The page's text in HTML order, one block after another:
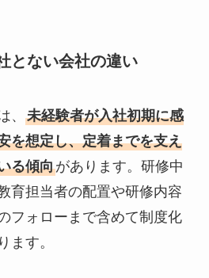
とない会社の違い
、 未経験者が入社初期に感
を想定し、定着までを支え
る傾向があります。研修中
育担当者の配置や研修内容
フォローまで含めて制度化
ます。